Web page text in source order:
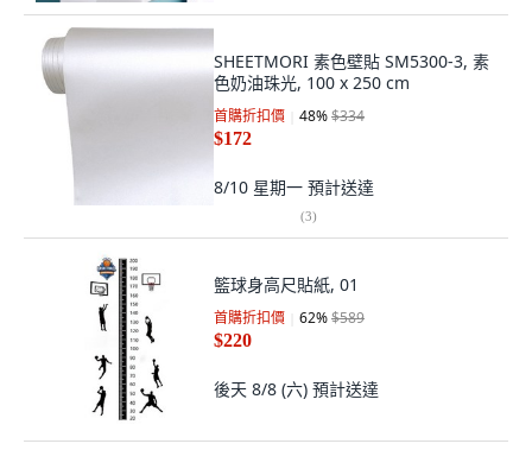
SHEETMORI 素色壁貼 SM5300-3, 素
色奶油珠光, 100 x 250 cm
首購折扣價 48%$334
$172
8/10 星期一 預計送達
(3)
籃球身高尺貼紙, 01
首購折扣價 62%$589
$220
後天 8/8 (六) 預計送達